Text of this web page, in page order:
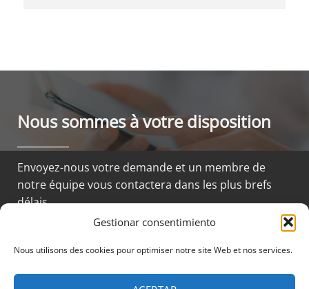
Gestionar consentimiento
Nous utilisons des cookies pour optimiser notre site Web et nos services.
Nous sommes à votre disposition
Envoyez-nous votre demande et un membre de
notre équipe vous contactera dans les plus brefs
délais.
CONTACTEZ-NOUS